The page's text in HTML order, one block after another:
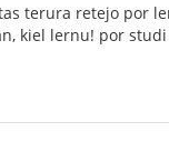
terura retejo por
kiel lernu! por